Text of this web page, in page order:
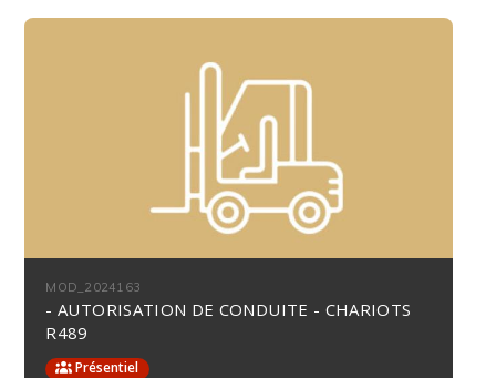
MOD_2024163
- AUTORISATION DE CONDUITE - CHARIOTS
R489
Présentiel